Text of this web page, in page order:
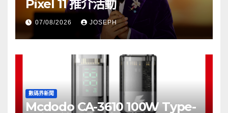
Pixel 11 推介活動
07/08/2026 JOSEPH
數碼界新聞
Mcdodo CA-3610 100W Type-